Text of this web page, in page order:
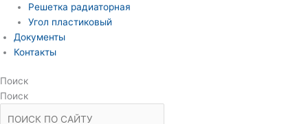
Решетка радиаторная
Угол пластиковый
Документы
Контакты
Поиск
Поиск